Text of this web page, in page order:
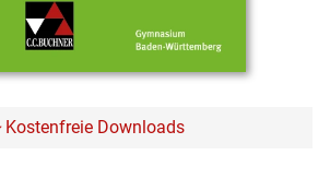
Kostenfreie Downloads